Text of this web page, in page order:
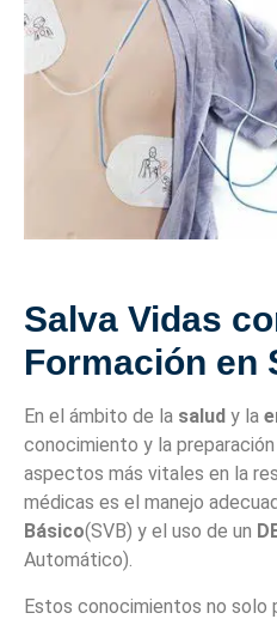
Salva Vidas
Formación en
En el ámbito de la salud y la
conocimiento y la
aspectos más vitales en la
médicas es el manejo
Básico(SVB) y el uso de un
Automático).
Estos conocimientos no solo